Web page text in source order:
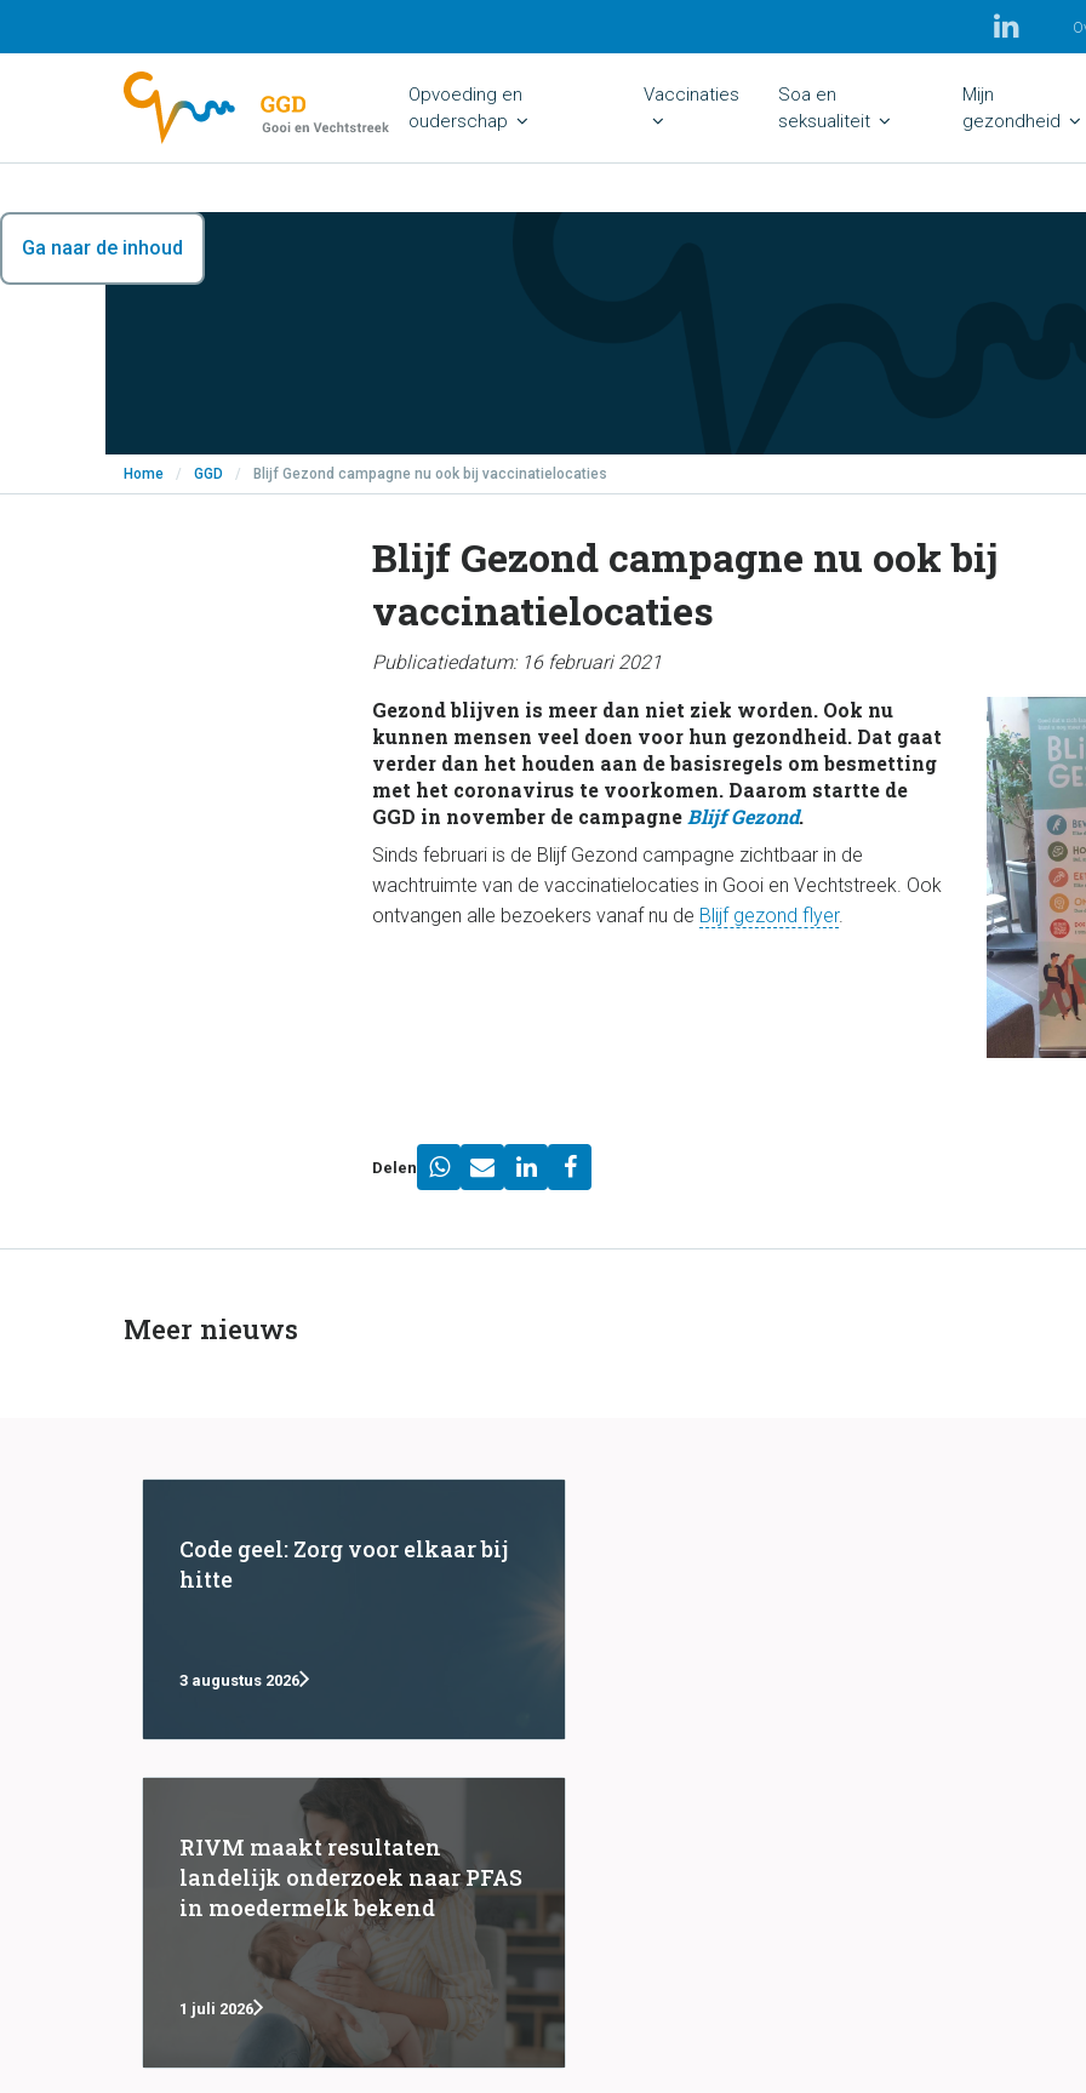
Ga naar de inhoud
Opvoeding en
ouderschap
Vaccinaties
Soa en
seksualiteit
Mijn
gezondheid
Home / GGD / Blijf Gezond campagne nu ook bij vaccinatielocaties
Blijf Gezond campagne nu ook bij
vaccinatielocaties
Publicatiedatum: 16 februari 2021
Gezond blijven is meer dan niet ziek worden. Ook nu
kunnen mensen veel doen voor hun gezondheid. Dat gaat
verder dan het houden aan de basisregels om besmetting
met het coronavirus te voorkomen. Daarom startte de
GGD in november de campagneBlijf Gezond.
Sinds februari is de Blijf Gezond campagne zichtbaar in de
wachtruimte van de vaccinatielocaties in Gooi en Vechtstreek. Ook
ontvangen alle bezoekers vanaf nu de Blijf gezond flyer.
Delen
Meer nieuws
Code geel: Zorg voor elkaar bij
hitte
3 augustus 2026
RIVM maakt resultaten
landelijk onderzoek naar PFAS
in moedermelk bekend
1 juli 2026